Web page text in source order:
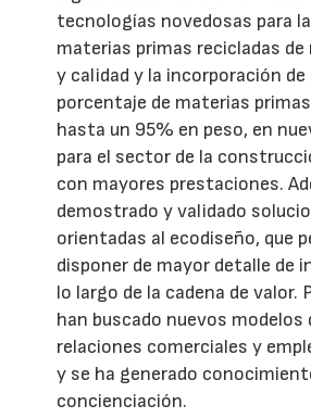
tecnologías novedosas para
materias primas recicladas de
y calidad y la incorporación
porcentaje de materias
hasta un 95% en peso, en
para el sector de la
con mayores prestaciones.
demostrado y validado
orientadas al ecodiseño, que
disponer de mayor detalle de
lo largo de la cadena de valor.
han buscado nuevos modelos
relaciones comerciales y
y se ha generado
concienciación.